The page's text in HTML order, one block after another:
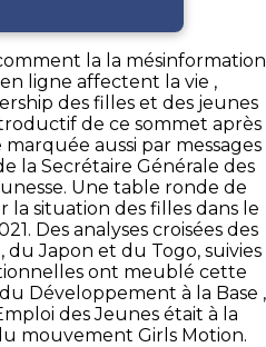
la la mésinformation
ligne affectent la vie ,
des filles et des jeunes
de ce sommet après
aussi par messages
la Secrétaire Générale des
Une table ronde de
la situation des filles dans le
Des analyses croisées des
du Japon et du Togo, suivies
ont meublé cette
Développement à la Base ,
des Jeunes était à la
mouvement Girls Motion.